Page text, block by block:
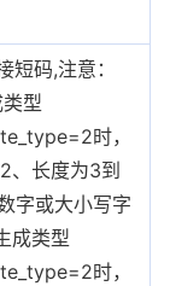
短码,注意：
型
时，
、长度为3到
字或大小写字
成类型
时，